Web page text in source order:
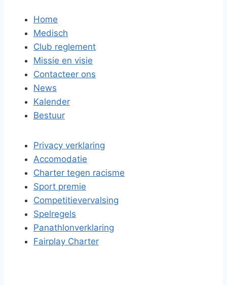
Home
Medisch
Club reglement
Missie en visie
Contacteer ons
News
Kalender
Bestuur
Privacy verklaring
Accomodatie
Charter tegen racisme
Sport premie
Competitievervalsing
Spelregels
Panathlonverklaring
Fairplay Charter